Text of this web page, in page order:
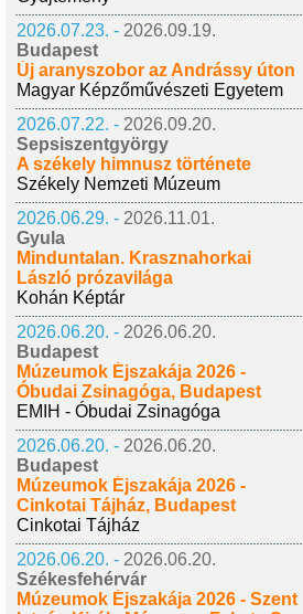
2026.07.23. - 2026.09.19.
Budapest
Új aranyszobor az Andrássy úton
Magyar Képzőművészeti Egyetem
2026.07.22. - 2026.09.20.
Sepsiszentgyörgy
A székely himnusz története
Székely Nemzeti Múzeum
2026.06.29. - 2026.11.01.
Gyula
Minduntalan. Krasznahorkai
László prózavilága
Kohán Képtár
2026.06.20. - 2026.06.20.
Budapest
Múzeumok Éjszakája 2026 -
Óbudai Zsinagóga, Budapest
EMIH - Óbudai Zsinagóga
2026.06.20. - 2026.06.20.
Budapest
Múzeumok Éjszakája 2026 -
Cinkotai Tájház, Budapest
Cinkotai Tájház
2026.06.20. - 2026.06.20.
Székesfehérvár
Múzeumok Éjszakája 2026 - Szent